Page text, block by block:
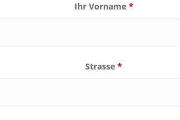
Ihr Vorname *
Strasse*